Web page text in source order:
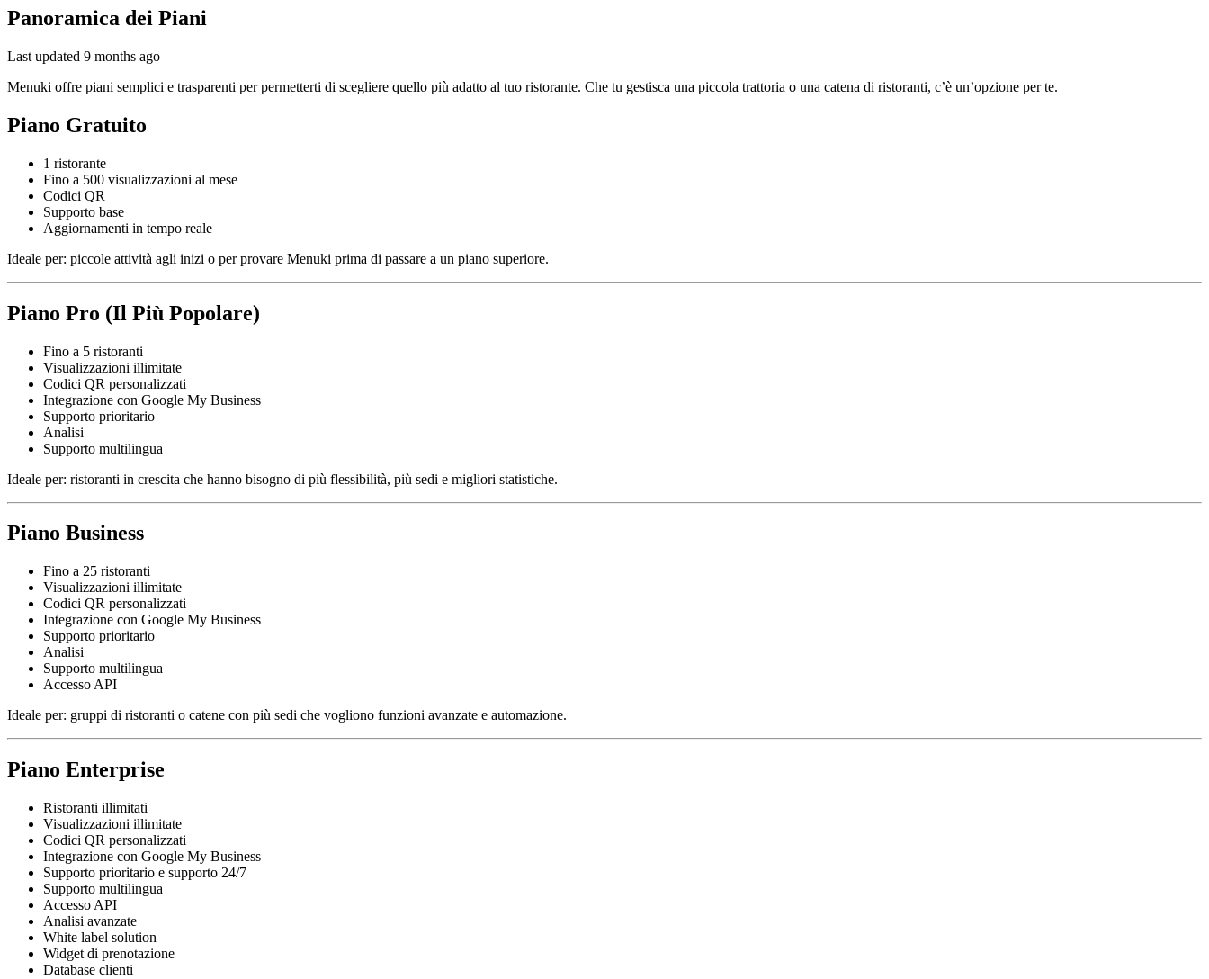
Panoramica dei Piani
Last updated 9 months ago
Menuki offre piani semplici e trasparenti per permetterti di scegliere quello più adatto al tuo ristorante. Che tu gestisca una piccola trattoria o una catena di ristoranti, c’è un’opzione per te.
Piano Gratuito
1 ristorante
Fino a 500 visualizzazioni al mese
Codici QR
Supporto base
Aggiornamenti in tempo reale
Ideale per: piccole attività agli inizi o per provare Menuki prima di passare a un piano superiore.
Piano Pro (Il Più Popolare)
Fino a 5 ristoranti
Visualizzazioni illimitate
Codici QR personalizzati
Integrazione con Google My Business
Supporto prioritario
Analisi
Supporto multilingua
Ideale per: ristoranti in crescita che hanno bisogno di più flessibilità, più sedi e migliori statistiche.
Piano Business
Fino a 25 ristoranti
Visualizzazioni illimitate
Codici QR personalizzati
Integrazione con Google My Business
Supporto prioritario
Analisi
Supporto multilingua
Accesso API
Ideale per: gruppi di ristoranti o catene con più sedi che vogliono funzioni avanzate e automazione.
Piano Enterprise
Ristoranti illimitati
Visualizzazioni illimitate
Codici QR personalizzati
Integrazione con Google My Business
Supporto prioritario e supporto 24/7
Supporto multilingua
Accesso API
Analisi avanzate
White label solution
Widget di prenotazione
Database clienti